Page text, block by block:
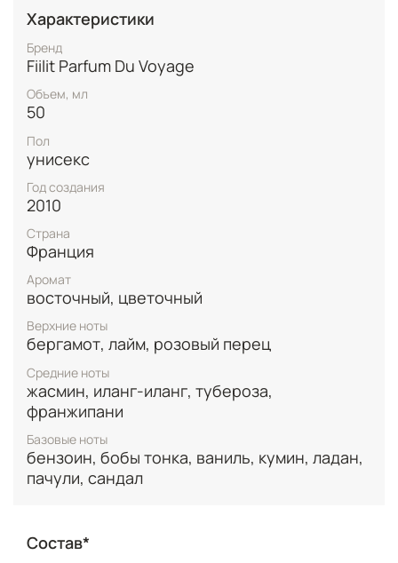
фокусируется на натуральных, веганских
формулах (на 87-100% из природных
ингредиентов), cruelty-free (сертифицирован
PETA), без фталатов и парабенов, с акцентом на
поддержку местных производителей и
экологичную упаковку, что делает его выбором
для осознанных любителей парфюмерии.
Композиция аромата раскрывается свежими
верхними нотами лайма, пикантного розового
перца и цитрусового бергамота, создавая яркий и
бодрящий старт, затем в сердце расцветает
франжипани, сладкого иланг-иланга, насыщенного
жасмина и пьянящей туберозы, добавляя аромату
тропическую чувственность и глубину, а в базе
звучат теплые аккорды кремовой ванили,
благородного сандала, смолистого бензоина,
сладких бобов тонка, дымного ладана, пряного
кумина и землистых пачули, формируя стойкий и
Характеристики
Бренд
Fiilit Parfum Du Voyage
Объем, мл
50
Пол
унисекс
Год создания
2010
Страна
Франция
Аромат
восточный, цветочный
Верхние ноты
бергамот, лайм, розовый перец
Средние ноты
жасмин, иланг-иланг, тубероза,
франжипани
Базовые ноты
бензоин, бобы тонка, ваниль, кумин, ладан,
пачули, сандал
Состав*